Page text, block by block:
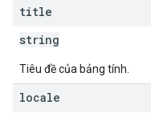
title
string
Tiêu đề của bảng tính.
locale